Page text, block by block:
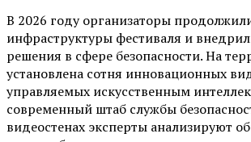
В 2026 году организаторы
инфраструктуры фестиваля и
решения в сфере безопасности. На
установлена сотня инновационных
управляемых искусственным
современный штаб службы
видеостенах эксперты анализируют